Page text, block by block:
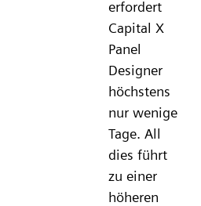
erfordert
Capital X
Panel
Designer
höchstens
nur wenige
Tage. All
dies führt
zu einer
höheren